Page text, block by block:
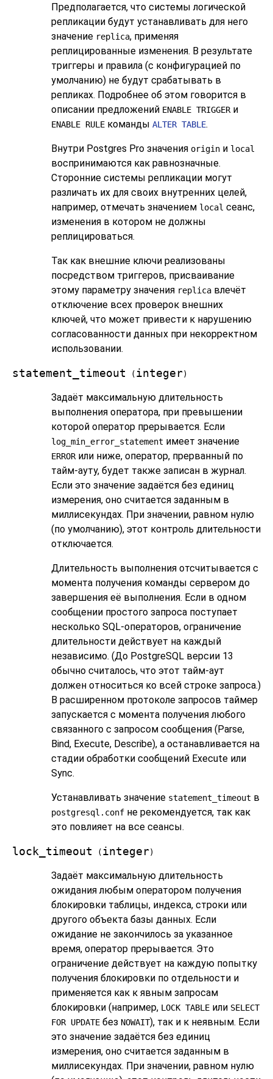
Предполагается, что системы логической
репликации будут устанавливать для него
значение replica, применяя
реплицированные изменения. В результате
триггеры и правила (с конфигурацией по
умолчанию) не будут срабатывать в
репликах. Подробнее об этом говорится в
описании предложений ENABLE TRIGGER и
ENABLE RULE команды ALTER TABLE.
Внутри Postgres Pro значения origin и local
воспринимаются как равнозначные.
Сторонние системы репликации могут
различать их для своих внутренних целей,
например, отмечать значением local сеанс,
изменения в котором не должны
реплицироваться.
Так как внешние ключи реализованы
посредством триггеров, присваивание
этому параметру значения replica влечёт
отключение всех проверок внешних
ключей, что может привести к нарушению
согласованности данных при некорректном
использовании.
statement_timeout ( integer)
Задаёт максимальную длительность
выполнения оператора, при превышении
которой оператор прерывается. Если
log_min_error_statement имеет значение
ERROR или ниже, оператор, прерванный по
тайм-ауту, будет также записан в журнал.
Если это значение задаётся без единиц
измерения, оно считается заданным в
миллисекундах. При значении, равном нулю
(по умолчанию), этот контроль длительности
отключается.
Длительность выполнения отсчитывается с
момента получения команды сервером до
завершения её выполнения. Если в одном
сообщении простого запроса поступает
несколько SQL-операторов, ограничение
длительности действует на каждый
независимо. (До PostgreSQL версии 13
обычно считалось, что этот тайм-аут
должен относиться ко всей строке запроса.)
В расширенном протоколе запросов таймер
запускается с момента получения любого
связанного с запросом сообщения (Parse,
Bind, Execute, Describe), а останавливается на
стадии обработки сообщений Execute или
Sync.
Устанавливать значение statement_timeout в
postgresql.conf не рекомендуется, так как
это повлияет на все сеансы.
lock_timeout ( integer)
Задаёт максимальную длительность
ожидания любым оператором получения
блокировки таблицы, индекса, строки или
другого объекта базы данных. Если
ожидание не закончилось за указанное
время, оператор прерывается. Это
ограничение действует на каждую попытку
получения блокировки по отдельности и
применяется как к явным запросам
блокировки (например, LOCK TABLE или SELECT
FOR UPDATE без NOWAIT), так и к неявным. Если
это значение задаётся без единиц
измерения, оно считается заданным в
миллисекундах. При значении, равном нулю